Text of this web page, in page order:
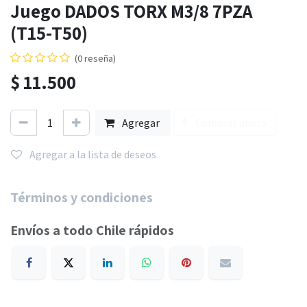
Juego DADOS TORX M3/8 7PZA
(T15-T50)
(0 reseña)
$11.500
Agregar
Agregar a la lista de deseos
Términos y condiciones
Envíos a todo Chile rápidos